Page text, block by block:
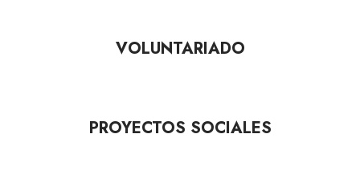
VOLUNTARIADO
PROYECTOS SOCIALES